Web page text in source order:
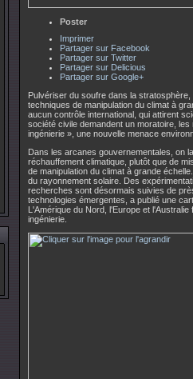
Poster
Imprimer
Partager sur Facebook
Partager sur Twitter
Partager sur Delicious
Partager sur Google+
Pulvériser du soufre dans la
techniques de manipulation du climat à
aucun contrôle international, qui attirent
société civile demandent un moratoire,
ingénierie », une nouvelle menace
Dans les arcanes gouvernementales, on
réchauffement climatique, plutôt que de
de manipulation du climat à grande
du rayonnement solaire. Des
recherches sont désormais suivies de
technologies émergentes, a publié une
L'Amérique du Nord, l'Europe et
ingénierie.